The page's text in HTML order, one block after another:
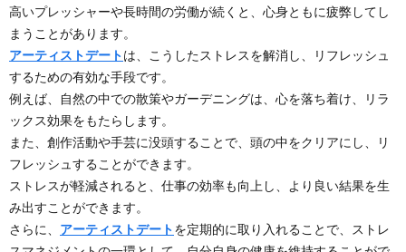
高いプレッシャーや長時間の労働が続くと、心身ともに疲弊してし
まうことがあります。
アーティストデートは、こうしたストレスを解消し、リフレッシュ
するための有効な手段です。
例えば、自然の中での散策やガーデニングは、心を落ち着け、リラ
ックス効果をもたらします。
また、創作活動や手芸に没頭することで、頭の中をクリアにし、リ
フレッシュすることができます。
ストレスが軽減されると、仕事の効率も向上し、より良い結果を生
み出すことができます。
さらに、 アーティストデートを定期的に取り入れることで、ストレ